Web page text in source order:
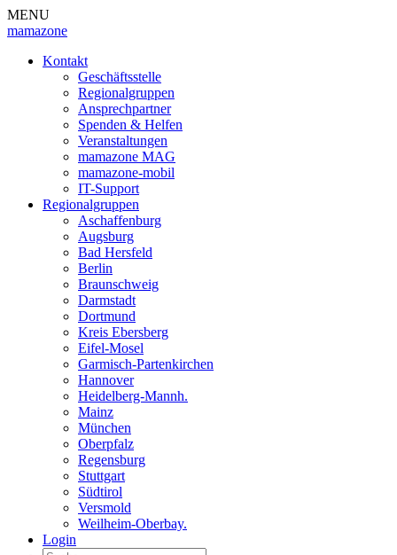
MENU
mamazone
Kontakt
Geschäftsstelle
Regionalgruppen
Ansprechpartner
Spenden & Helfen
Veranstaltungen
mamazone MAG
mamazone-mobil
IT-Support
Regionalgruppen
Aschaffenburg
Augsburg
Bad Hersfeld
Berlin
Braunschweig
Darmstadt
Dortmund
Kreis Ebersberg
Eifel-Mosel
Garmisch-Partenkirchen
Hannover
Heidelberg-Mannh.
Mainz
München
Oberpfalz
Regensburg
Stuttgart
Südtirol
Versmold
Weilheim-Oberbay.
Login